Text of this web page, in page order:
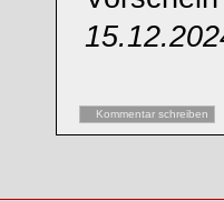
Kommentar schreiben